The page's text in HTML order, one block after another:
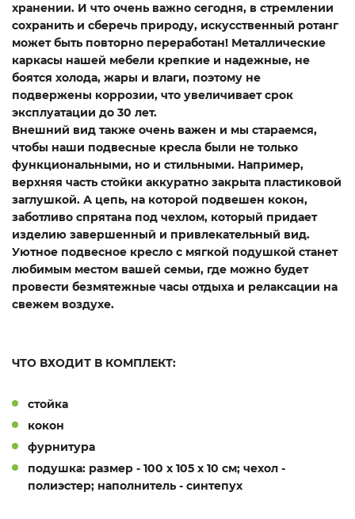
хранении. И что очень важно сегодня, в стремлении
сохранить и сберечь природу, искусственный ротанг
может быть повторно переработан! Металлические
каркасы нашей мебели крепкие и надежные, не
боятся холода, жары и влаги, поэтому не
подвержены коррозии, что увеличивает срок
эксплуатации до 30 лет.
Внешний вид также очень важен и мы стараемся,
чтобы наши подвесные кресла были не только
функциональными, но и стильными. Например,
верхняя часть стойки аккуратно закрыта пластиковой
заглушкой. А цепь, на которой подвешен кокон,
заботливо спрятана под чехлом, который придает
изделию завершенный и привлекательный вид.
Уютное подвесное кресло с мягкой подушкой станет
любимым местом вашей семьи, где можно будет
провести безмятежные часы отдыха и релаксации на
свежем воздухе.
ЧТО ВХОДИТ В КОМПЛЕКТ:
стойка
кокон
фурнитура
подушка: размер - 100 х 105 х 10 см; чехол -
полиэстер; наполнитель - синтепух